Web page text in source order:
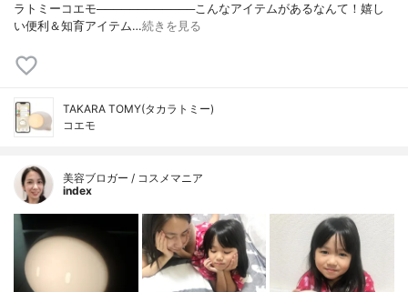
ラトミーコエモ────────────こんなアイテムがあるなんて！嬉し
い便利＆知育アイテム…続きを見る
TAKARA TOMY(タカラトミー)
コエモ
美容ブロガー / コスメマニア
index